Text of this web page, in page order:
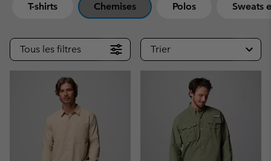
T-shirts Chemises Polos Sweats
Tous les filtres Trier